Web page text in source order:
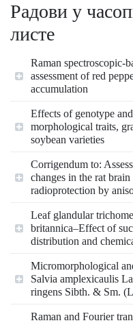
Радови у
листе
Raman
assessment of red
accumulation
Effects of genotype
morphological traits,
soybean varieties
Corrigendum to:
changes in the rat
radioprotection by
Leaf glandular
britannica–Effect of
distribution and
Micromorphological
Salvia amplexicaulis
ringens Sibth. & Sm.
Raman and Fourier